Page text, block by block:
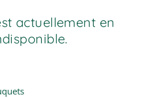
actuellement en